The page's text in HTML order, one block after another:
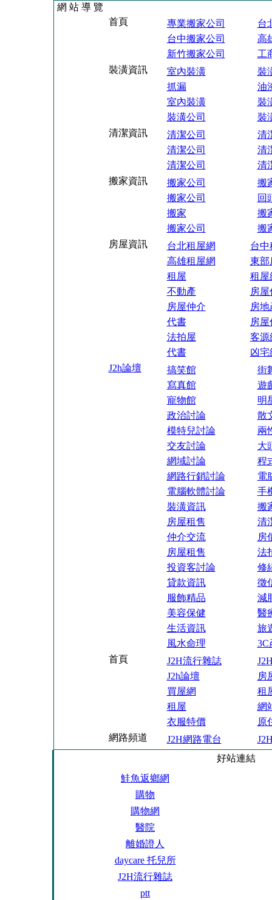
網 站 導 覽
首頁
專業搬家公司
台
台中搬家公司
高
新竹搬家公司
工
裝潢資訊
室內裝潢
裝
抓漏
油
室內裝潢
裝
裝潢公司
裝
清潔資訊
清潔公司
清
清潔公司
清
清潔公司
清
搬家資訊
搬家公司
搬
搬家公司
回
搬家
搬
搬家公司
搬
房屋資訊
台北租屋網
台中
高雄租屋網
東部
租屋
租屋
不動產
房屋
房屋仲介
房地
代書
房屋
法拍屋
客源
代書
凶宅
J2h論壇
搞笑館
街
寫真館
遊
寵物館
明
政治討論
散
模特兒討論
兩
交友討論
大
網域討論
程
網路行銷討論
電
電腦軟體討論
手
裝潢資訊
搬
房屋租售
清
仲介交流
房
房屋租售
法
投資客討論
修
貸款資訊
徵
服飾精品
減
美容保健
醫
生活資訊
旅
風水命理
3C
首頁
J2H流行雜誌
J2h論壇
房
買屋網
租
租屋
網
衣服特價
原
網路頻道
J2H網路電台
好站連結
鮭魚返鄉網
購物
購物網
醫院
離婚證人
daycare 托兒所
J2H流行雜誌
ptt